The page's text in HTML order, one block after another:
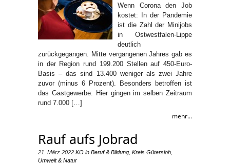
Wenn Corona den Job
kostet: In der Pandemie
ist die Zahl der Minijobs
in Ostwestfalen-Lippe
deutlich
zurückgegangen. Mitte vergangenen Jahres gab es
in der Region rund 199.200 Stellen auf 450-Euro-
Basis – das sind 13.400 weniger als zwei Jahre
zuvor (minus 6 Prozent). Besonders betroffen ist
das Gastgewerbe: Hier gingen im selben Zeitraum
rund 7.000 […]
mehr...
Rauf aufs Jobrad
21. März 2022 KO in Beruf & Bildung Kreis Gütersloh
Umwelt & Natur